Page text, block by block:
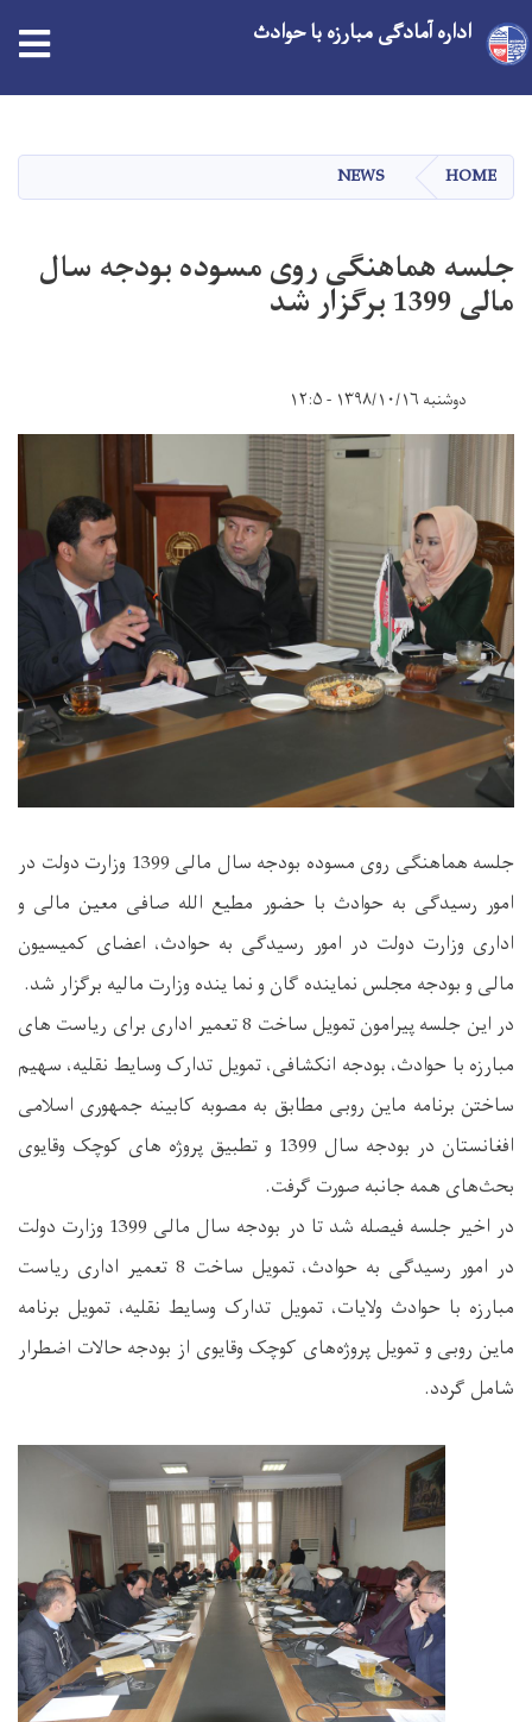
content
اداره آمادگی مبارزه با حوادث
HOME
NEWS
جلسه هماهنگی روی مسوده بودجه سال
مالی 1399 برگزار شد
دوشنبه ۱۳۹۸/۱۰/۱۶ - ۱۲:۵
جلسه هماهنگی روی مسوده بودجه سال مالی 1399 وزارت دولت در
امور رسیدگی به حوادث با حضور مطیع الله صافی معین مالی و
اداری وزارت دولت در امور رسیدگی به حوادث، اعضای کمیسیون
مالی و بودجه مجلس نماینده گان و نما ینده وزارت مالیه برگزار شد.
در این جلسه پیرامون تمویل ساخت 8 تعمیر اداری برای ریاست های
مبارزه با حوادث، بودجه انکشافی، تمویل تدارک وسایط نقلیه، سهیم
ساختن برنامه ماین روبی مطابق به مصوبه کابینه جمهوری اسلامی
افغانستان در بودجه سال 1399 و تطبیق پروژه های کوچک وقایوی
بحث‌های همه جانبه صورت گرفت.
در اخیر جلسه فیصله شد تا در بودجه سال مالی 1399 وزارت دولت
در امور رسیدگی به حوادث، تمویل ساخت 8 تعمیر اداری ریاست
مبارزه با حوادث ولایات، تمویل تدارک وسایط نقلیه، تمویل برنامه
ماین روبی و تمویل پروژه‌های کوچک وقایوی از بودجه حالات اضطرار
شامل گردد.